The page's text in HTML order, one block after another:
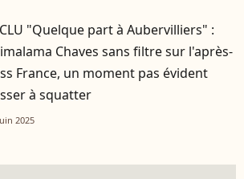
"Quelque part à Aubervilliers" :
Chaves sans filtre sur l'après-
France, un moment pas évident
à squatter
2025